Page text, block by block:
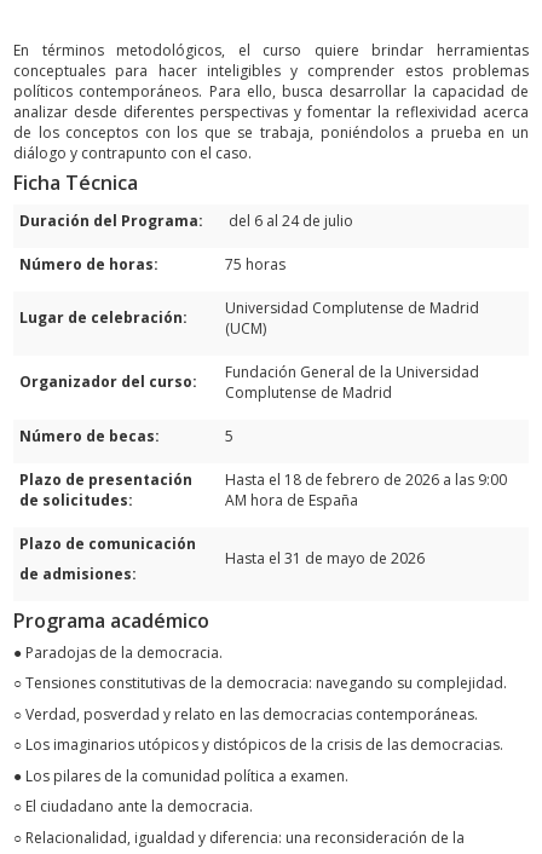
En términos metodológicos, el curso quiere brindar herramientas
conceptuales para hacer inteligibles y comprender estos problemas
políticos contemporáneos. Para ello, busca desarrollar la capacidad de
analizar desde diferentes perspectivas y fomentar la reflexividad acerca
de los conceptos con los que se trabaja, poniéndolos a prueba en un
diálogo y contrapunto con el caso.
Ficha Técnica
Duración del Programa: del 6 al 24 de julio
Número de horas: 75 horas
Lugar de celebración:
Universidad Complutense de Madrid
(UCM)
Organizador del curso:
Fundación General de la Universidad
Complutense de Madrid
Número de becas: 5
Plazo de presentación
de solicitudes:
Hasta el 18 de febrero de 2026 a las 9:00
AM hora de España
Plazo de comunicación
de admisiones:
Hasta el 31 de mayo de 2026
Programa académico
● Paradojas de la democracia.
○ Tensiones constitutivas de la democracia: navegando su complejidad.
○ Verdad, posverdad y relato en las democracias contemporáneas.
○ Los imaginarios utópicos y distópicos de la crisis de las democracias.
● Los pilares de la comunidad política a examen.
○ El ciudadano ante la democracia.
○ Relacionalidad, igualdad y diferencia: una reconsideración de la